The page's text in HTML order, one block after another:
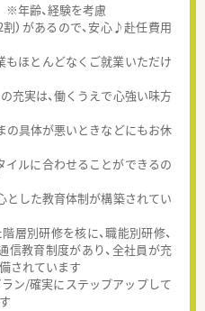
年齢、経験を考慮
）があるので、安心♪赴任費用
もほとんどなくご就業いただけ
充実は、働くうえで心強い味方
の具体が悪いときなどにもお休
イルに合わせることができるの
とした教育体制が構築されてい
層別研修を核に、職能別研修、
信教育制度があり、全社員が充
されています
ン/確実にステップアップして